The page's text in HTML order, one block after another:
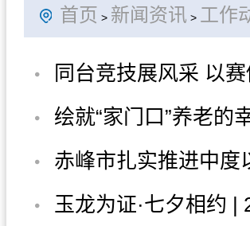
首页 > 新闻资讯 > 工作
同台竞技展风采 以
峰市民政局举办
绘就“家门口”养老的
赤峰市扎实推进中度
服务消费补贴政策落
玉龙为证·七夕相约 |